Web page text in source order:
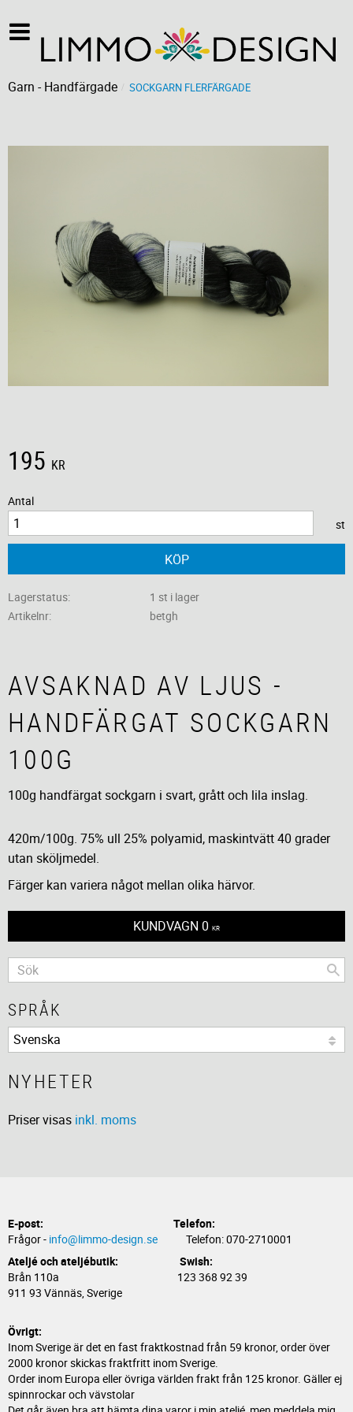
Garn - Handfärgade SOCKGARN FLERFÄRGADE
195 KR
Antal
st
KÖP
Lagerstatus
1 st i lager
Artikelnr
betgh
AVSAKNAD AV LJUS -
HANDFÄRGAT SOCKGARN
100G
100g handfärgat sockgarn i svart, grått och lila inslag.
420m/100g. 75% ull 25% polyamid, maskintvätt 40 grader
utan sköljmedel.
Färger kan variera något mellan olika härvor.
KUNDVAGN 0 KR
SPRÅK
NYHETER
Priser visas inkl. moms
E-post:
Telefon:
Frågor - info@limmo-design.se Telefon: 070-2710001
Ateljé och ateljébutik: Swish:
Brån 110a 123 368 92 39
911 93 Vännäs, Sverige
Övrigt:
Inom Sverige är det en fast fraktkostnad från 59 kronor, order över
2000 kronor skickas fraktfritt inom Sverige.
Order inom Europa eller övriga världen frakt från 125 kronor. Gäller ej
spinnrockar och vävstolar